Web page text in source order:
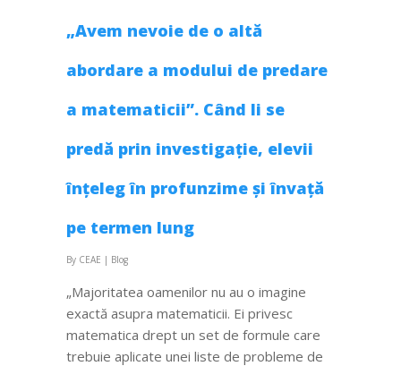
„Avem nevoie de o altă
abordare a modului de predare
a matematicii”. Când li se
predă prin investigație, elevii
înțeleg în profunzime și învață
pe termen lung
By CEAE | Blog
„Majoritatea oamenilor nu au o imagine
exactă asupra matematicii. Ei privesc
matematica drept un set de formule care
trebuie aplicate unei liste de probleme de